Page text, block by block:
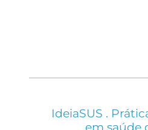
IdeiaSUS .
em saúde